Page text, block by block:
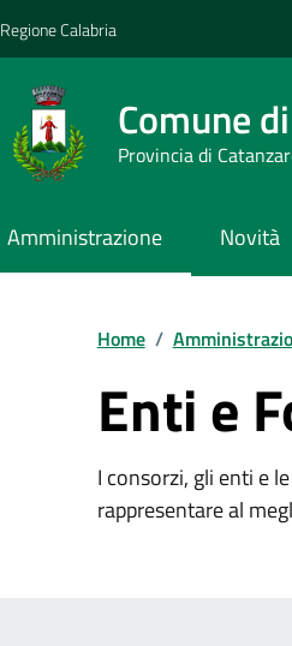
Regione Calabria
Comune
Provincia di
Amministrazione Novità
Home /
Enti e
I consorzi, gli enti e
rappresentare al